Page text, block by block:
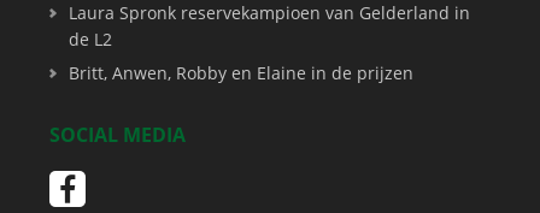
Laura Spronk reservekampioen van Gelderland in
de L2
Britt, Anwen, Robby en Elaine in de prijzen
SOCIAL MEDIA